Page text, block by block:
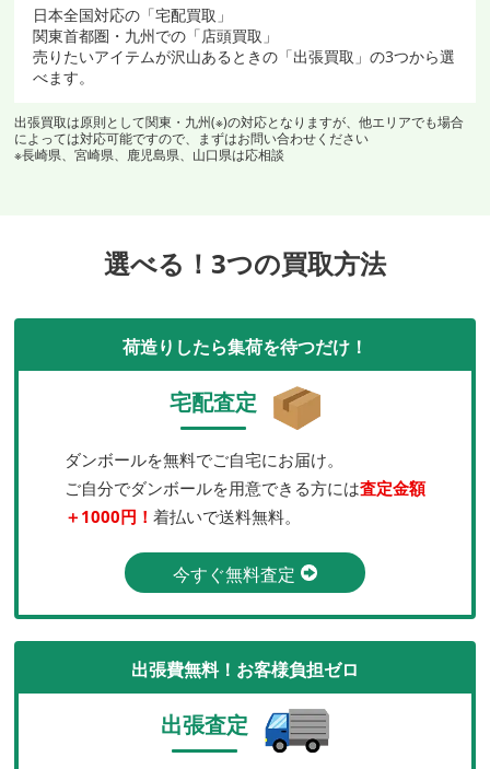
日本全国対応の「宅配買取」
関東首都圏・九州での「店頭買取」
売りたいアイテムが沢山あるときの「出張買取」の3つから選
べます。
出張買取は原則として関東・九州(※)の対応となりますが、他エリアでも場合
によっては対応可能ですので、まずはお問い合わせください
※長崎県、宮崎県、鹿児島県、山口県は応相談
選べる！3つの買取方法
荷造りしたら集荷を待つだけ！
宅配査定
ダンボールを無料でご自宅にお届け。
ご自分でダンボールを用意できる方には査定金額
＋1000円！ 着払いで送料無料。
今すぐ無料査定
出張費無料！お客様負担ゼロ
出張査定